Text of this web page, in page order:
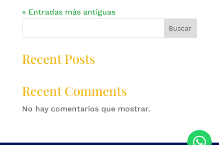
« Entradas más antiguas
Buscar
Recent Posts
Recent Comments
No hay comentarios que mostrar.
